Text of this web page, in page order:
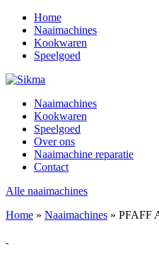
Home
Naaimachines
Kookwaren
Speelgoed
Naaimachines
Kookwaren
Speelgoed
Over ons
Naaimachine reparatie
Contact
Alle naaimachines
Home » Naaimachines » PFAFF